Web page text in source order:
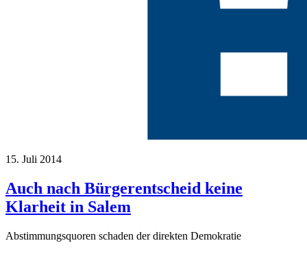
15. Juli 2014
Auch nach Bürgerentscheid keine
Klarheit in Salem
Abstimmungsquoren schaden der direkten Demokratie